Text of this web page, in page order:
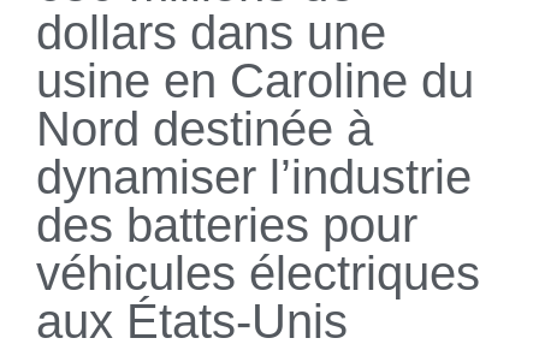
dollars dans une
usine en Caroline du
Nord destinée à
dynamiser l’industrie
des batteries pour
véhicules électriques
aux États-Unis